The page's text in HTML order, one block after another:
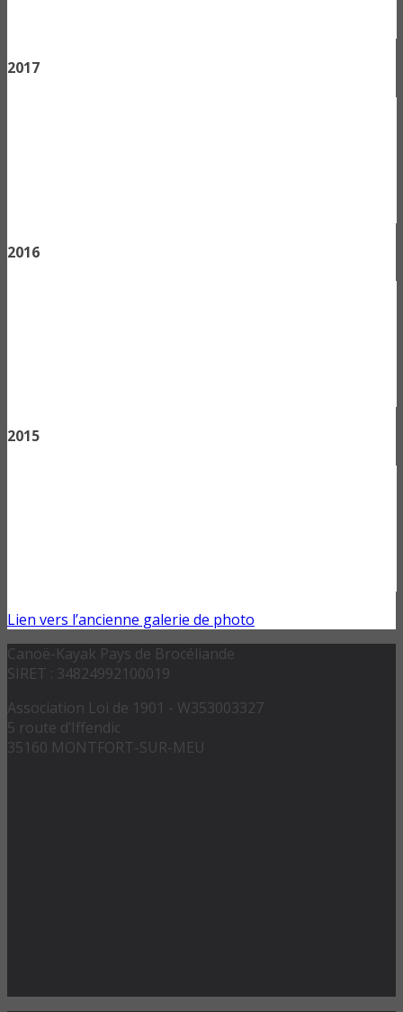
2017
2016
2015
Lien vers l’ancienne galerie de photo
Canoë-Kayak Pays de Brocéliande
SIRET : 34824992100019
Association Loi de 1901 - W353003327
5 route d’Iffendic
35160 MONTFORT-SUR-MEU